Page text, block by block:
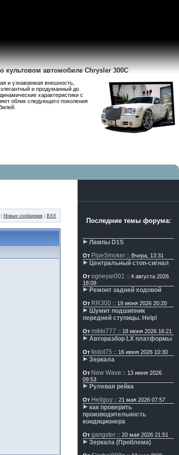
культовом автомобиле Chrysler 300C
и узнаваемая внешность,
и продуманный до
характеристики с
облик следующего поколения
Новые сообщения| RSS
Последние темы форума:
Лампы D1S
От PipeSmoker :: Вчера, 13:31
Центральный стоп-сигнал
От ogneyar001 :: 4 августа 2026
18:09
Ремонт задней ходовой
От RR300 :: 19 июня 2026 20:20
Шумит подшипник
передней ступицы. Help!
От mikki777 :: 18 июня 2026 16:21
Авторазбор LX платформы
От fedot75 :: 16 июня 2026 10:30
Зеркала
От New Wave :: 13 июня 2026
09:53
Рулевая рейка
От Hellguy :: 21 мая 2026 07:57
как проверить
производительность
кондиционера
От gangster :: 20 мая 2026 21:51
Зеркала (Проблема)